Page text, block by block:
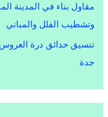
مقاول بناء في المدينة
وتشطيب الفلل والمباني
تنسيق حدائق درة
جدة